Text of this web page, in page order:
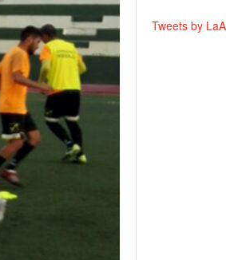
Tweets by